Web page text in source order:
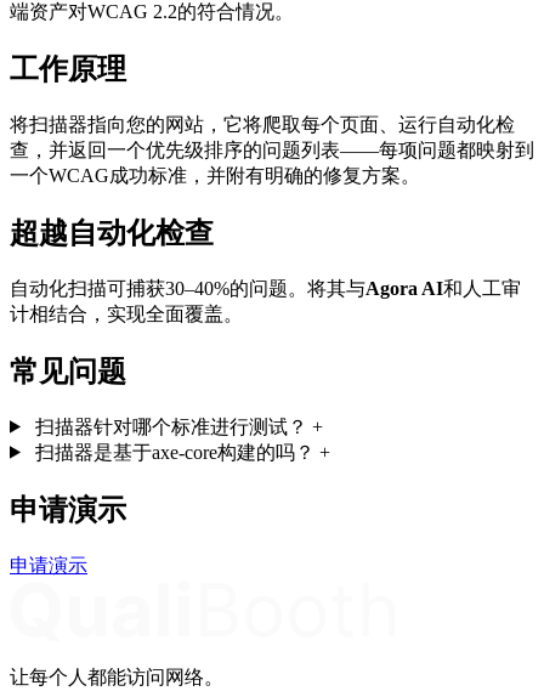
端资产对WCAG 2.2的符合情况。
工作原理
将扫描器指向您的网站，它将爬取每个页面、运行自动化检
查，并返回一个优先级排序的问题列表——每项问题都映射到
一个WCAG成功标准，并附有明确的修复方案。
超越自动化检查
自动化扫描可捕获30–40%的问题。将其与Agora AI和人工审
计相结合，实现全面覆盖。
常见问题
扫描器针对哪个标准进行测试？ +
扫描器是基于axe-core构建的吗？ +
申请演示
申请演示
让每个人都能访问网络。